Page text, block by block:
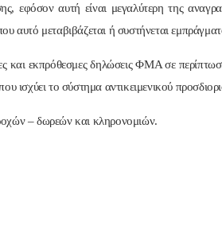
εφόσον αυτή είναι μεγαλύτερη της
αυτό μεταβιβάζεται ή συστήνεται
και εκπρόθεσμες δηλώσεις ΦΜΑ σε
ισχύει το σύστημα αντικειμενικού
– δωρεών και κληρονομιών.